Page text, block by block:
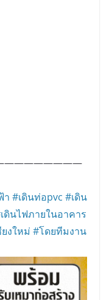
า #เดินท่อpvc #เดิน
ดินไฟภายในอาคาร
งใหม่ #โดยทีมงาน